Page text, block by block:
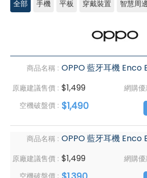
全部 手機 平板 穿戴裝置 智慧周
商品名稱 : OPPO 藍牙耳機 Enco
原廠建議售價 : $1,499 網購優
空機破盤價 : $1,490
商品名稱 : OPPO 藍牙耳機 Enco
原廠建議售價 : $1,499 網購優